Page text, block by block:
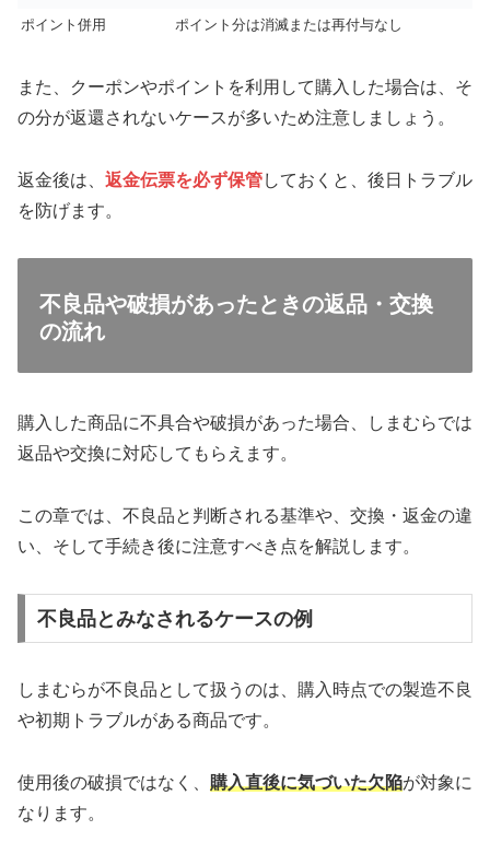
ポイント併用
ポイント分は消滅または再付与なし
また、クーポンやポイントを利用して購入した場合は、そ
の分が返還されないケースが多いため注意しましょう。
返金後は、 返金伝票を必ず保管しておくと、後日トラブル
を防げます。
不良品や破損があったときの返品・交換
の流れ
購入した商品に不具合や破損があった場合、しまむらでは
返品や交換に対応してもらえます。
この章では、不良品と判断される基準や、交換・返金の違
い、そして手続き後に注意すべき点を解説します。
不良品とみなされるケースの例
しまむらが不良品として扱うのは、購入時点での製造不良
や初期トラブルがある商品です。
使用後の破損ではなく、 購入直後に気づいた欠陥が対象に
なります。